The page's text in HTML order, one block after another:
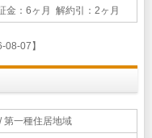
：6ヶ月 解約引：2ヶ月
08-07】
一種住居地域